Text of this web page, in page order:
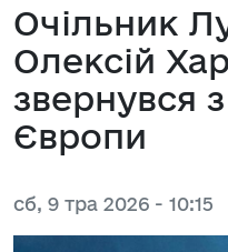
Очільник
Олексій
звернувся
Європи
сб, 9 тра 2026 - 10:15